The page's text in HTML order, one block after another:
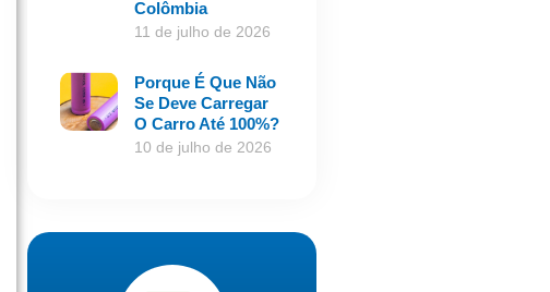
Colômbia
11 de julho de 2026
Porque É Que Não
Se Deve Carregar
O Carro Até 100%?
10 de julho de 2026